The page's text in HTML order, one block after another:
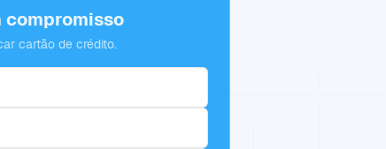
compromisso
cartão de crédito.